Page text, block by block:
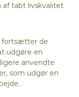
tabt livskvalitet
fortsætter de
udgøre en
anvendte
som udgør en